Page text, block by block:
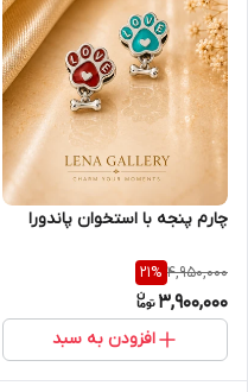
چارم پنجه با استخوان پاندورا
4,950,000
21%
3,900,000
افزودن به سبد